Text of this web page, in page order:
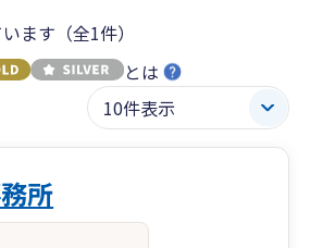
ます（全1件）
とは
所